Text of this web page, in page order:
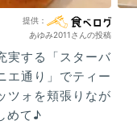
あゆみ2011さんの投稿
実する「スターバ
エ通り」でティー
ツォを頬張りなが
めて♪